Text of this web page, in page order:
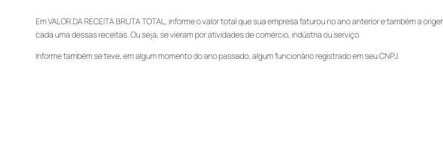
Em VALOR DA RECEITA BRUTA TOTAL, informe o valor total que sua empresa faturou no ano anterior e também a
cada uma dessas receitas. Ou seja, se vieram por atividades de comércio, indústria ou serviço.
Informe também se teve, em algum momento do ano passado, algum funcionário registrado em seu CNPJ.